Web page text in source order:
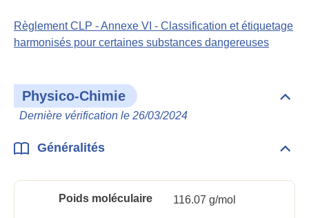
Règlement CLP - Annexe VI - Classification et étiquetage
harmonisés pour certaines substances dangereuses
Physico-Chimie
Dernière vérification le 26/03/2024
Généralités
Poids moléculaire 116.07 g/mol